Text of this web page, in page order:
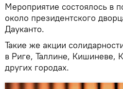
Мероприятие состоялось в
около президентского
Дауканто.
Такие же акции
в Риге, Таллине, Кишиневе,
других городах.